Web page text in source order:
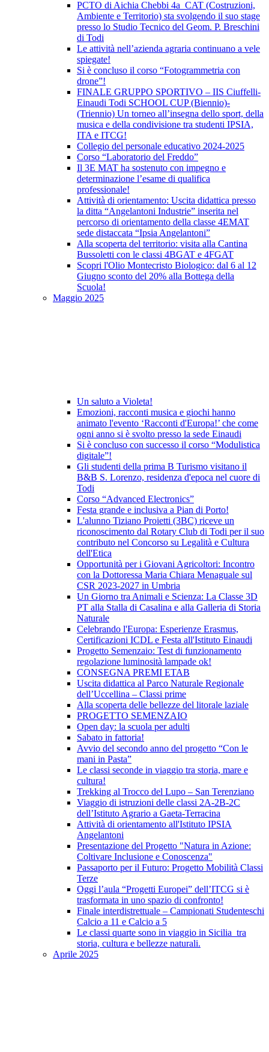
PCTO di Aichia Chebbi 4a_CAT (Costruzioni,
Ambiente e Territorio) sta svolgendo il suo stage
presso lo Studio Tecnico del Geom. P. Breschini
di Todi
Le attività nell’azienda agraria continuano a vele
spiegate!
Si è concluso il corso “Fotogrammetria con
drone”!
FINALE GRUPPO SPORTIVO – IIS Ciuffelli-
Einaudi Todi SCHOOL CUP (Biennio)-
(Triennio) Un torneo all’insegna dello sport, della
musica e della condivisione tra studenti IPSIA,
ITA e ITCG!
Collegio del personale educativo 2024-2025
Corso “Laboratorio del Freddo”
Il 3E MAT ha sostenuto con impegno e
determinazione l’esame di qualifica
professionale!
Attività di orientamento: Uscita didattica presso
la ditta “Angelantoni Industrie” inserita nel
percorso di orientamento della classe 4EMAT
sede distaccata “Ipsia Angelantoni”
Alla scoperta del territorio: visita alla Cantina
Bussoletti con le classi 4BGAT e 4FGAT
Scopri l'Olio Montecristo Biologico: dal 6 al 12
Giugno sconto del 20% alla Bottega della
Scuola!
Maggio 2025
Un saluto a Violeta!
Emozioni, racconti musica e giochi hanno
animato l'evento ‘Racconti d'Europa!’ che come
ogni anno si è svolto presso la sede Einaudi
Si è concluso con successo il corso “Modulistica
digitale”!
Gli studenti della prima B Turismo visitano il
B&B S. Lorenzo, residenza d'epoca nel cuore di
Todi
Corso “Advanced Electronics”
Festa grande e inclusiva a Pian di Porto!
L'alunno Tiziano Proietti (3BC) riceve un
riconoscimento dal Rotary Club di Todi per il suo
contributo nel Concorso su Legalità e Cultura
dell'Etica
Opportunità per i Giovani Agricoltori: Incontro
con la Dottoressa Maria Chiara Menaguale sul
CSR 2023-2027 in Umbria
Un Giorno tra Animali e Scienza: La Classe 3D
PT alla Stalla di Casalina e alla Galleria di Storia
Naturale
Celebrando l'Europa: Esperienze Erasmus,
Certificazioni ICDL e Festa all'Istituto Einaudi
Progetto Semenzaio: Test di funzionamento
regolazione luminosità lampade ok!
CONSEGNA PREMI ETAB
Uscita didattica al Parco Naturale Regionale
dell’Uccellina – Classi prime
Alla scoperta delle bellezze del litorale laziale
PROGETTO SEMENZAIO
Open day: la scuola per adulti
Sabato in fattoria!
Avvio del secondo anno del progetto “Con le
mani in Pasta”
Le classi seconde in viaggio tra storia, mare e
cultura!
Trekking al Trocco del Lupo – San Terenziano
Viaggio di istruzioni delle classi 2A-2B-2C
dell’Istituto Agrario a Gaeta-Terracina
Attività di orientamento all'Istituto IPSIA
Angelantoni
Presentazione del Progetto "Natura in Azione:
Coltivare Inclusione e Conoscenza"
Passaporto per il Futuro: Progetto Mobilità Classi
Terze
Oggi l’aula “Progetti Europei” dell’ITCG si è
trasformata in uno spazio di confronto!
Finale interdistrettuale – Campionati Studenteschi
Calcio a 11 e Calcio a 5
Le classi quarte sono in viaggio in Sicilia tra
storia, cultura e bellezze naturali.
Aprile 2025